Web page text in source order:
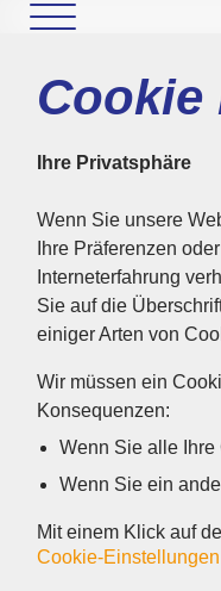
Cookie
Ihre Privatsphäre
Wenn Sie unsere
Ihre Präferenzen
Interneterfahrung
Sie auf die
einiger Arten von
Wir müssen ein
Konsequenzen:
Wenn Sie alle
Wenn Sie ein
Mit einem Klick auf
Cookie-Einstellungen